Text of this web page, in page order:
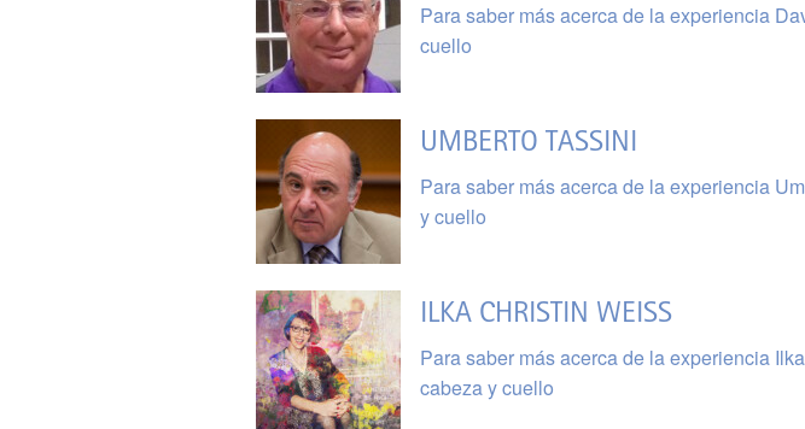
Para saber más acerca de la experiencia
cuello
UMBERTO TASSINI
Para saber más acerca de la experiencia
y cuello
ILKA CHRISTIN WEISS
Para saber más acerca de la experiencia
cabeza y cuello